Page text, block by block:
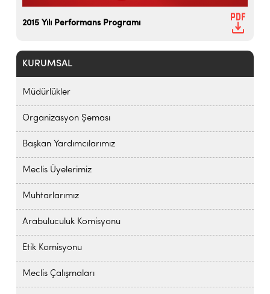
KURUMSAL
Müdürlükler
Organizasyon Şeması
Başkan Yardımcılarımız
Meclis Üyelerimiz
Muhtarlarımız
Arabuluculuk Komisyonu
Etik Komisyonu
Meclis Çalışmaları
2015 Yılı Performans Programı